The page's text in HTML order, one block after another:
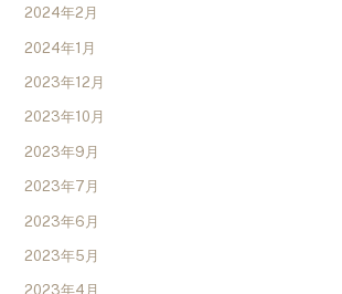
2024年2月
2024年1月
2023年12月
2023年10月
2023年9月
2023年7月
2023年6月
2023年5月
2023年4月